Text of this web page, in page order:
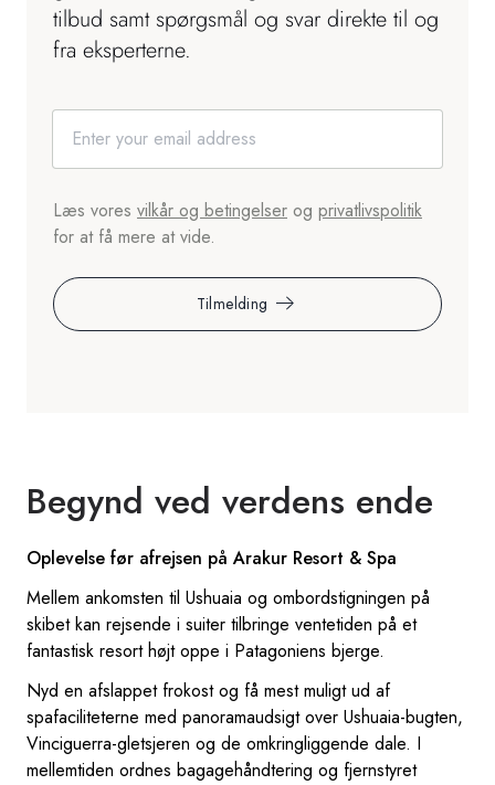
tilbud samt spørgsmål og svar direkte til og
fra eksperterne.
Tilmelding
Læs vores vilkår og betingelser og privatlivspolitik
for at få mere at vide.
Begynd ved verdens ende
Oplevelse før afrejsen på Arakur Resort & Spa
Mellem ankomsten til Ushuaia og ombordstigningen på
skibet kan rejsende i suiter tilbringe ventetiden på et
fantastisk resort højt oppe i Patagoniens bjerge.
Nyd en afslappet frokost og få mest muligt ud af
spafaciliteterne med panoramaudsigt over Ushuaia-bugten,
Vinciguerra-gletsjeren og de omkringliggende dale. I
mellemtiden ordnes bagagehåndtering og fjernstyret